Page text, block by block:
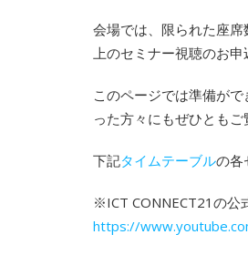
会場では、限られた座
上のセミナー視聴のお申
このページでは準備が
った方々にもぜひともご
下記タイムテーブルの各
※ICT CONNECT21の公
https://